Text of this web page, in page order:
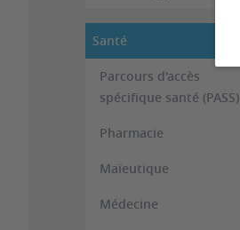
Santé
Parcours d'accès
spécifique santé (PASS)
Pharmacie
Maïeutique
Médecine